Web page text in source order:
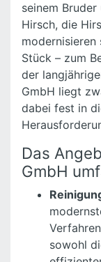
seinem
Hirsch, die
modernisieren
Stück – zum
der
GmbH liegt
dabei fest in
Das
GmbH
sowohl